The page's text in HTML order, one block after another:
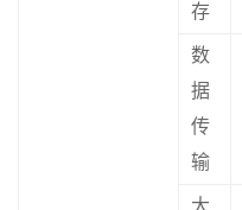
存
数
据
传
输
大